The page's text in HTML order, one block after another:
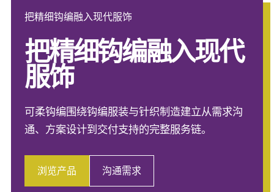
把精细钩编融入现代服饰
把精细钩编融入现代
服饰
可柔钩编围绕钩编服装与针织制造建立从需求沟
通、方案设计到交付支持的完整服务链。
浏览产品 沟通需求